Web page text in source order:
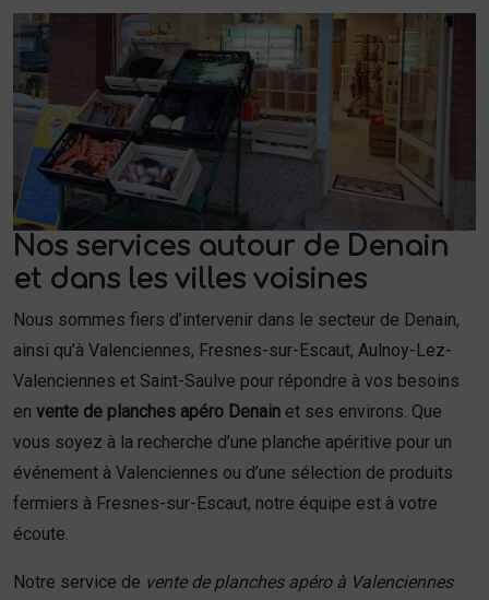
Nos services autour de Denain
et dans les villes voisines
Nous sommes fiers d’intervenir dans le secteur de Denain,
ainsi qu’à Valenciennes, Fresnes-sur-Escaut, Aulnoy-Lez-
Valenciennes et Saint-Saulve pour répondre à vos besoins
en vente de planches apéro Denain et ses environs. Que
vous soyez à la recherche d’une planche apéritive pour un
événement à Valenciennes ou d’une sélection de produits
fermiers à Fresnes-sur-Escaut, notre équipe est à votre
écoute.
Notre service de vente de planches apéro à Valenciennes